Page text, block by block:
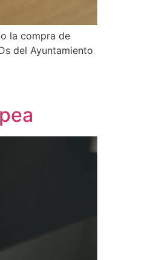
la compra de
del Ayuntamiento